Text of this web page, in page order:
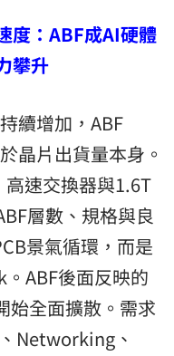
度：ABF成AI硬體
攀升
續增加，ABF
晶片出貨量本身。
速交換器與1.6T
層數、規格與良
景氣循環，而是
ABF後面反映的
始全面擴散。需求
Networking、